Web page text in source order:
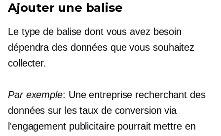
Ajouter une balise
Le type de balise dont vous avez besoin
dépendra des données que vous souhaitez
collecter.
Par exemple: Une entreprise recherchant des
données sur les taux de conversion via
l'engagement publicitaire pourrait mettre en